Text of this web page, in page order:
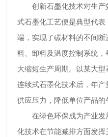
创新石墨化技术对生
式石墨化工艺便是典型代
端，实现了碳材料的不间
料、卸料及温度控制系统
大缩短生产周期。以某大
连续式石墨化技术后，年
供应压力，降低单位产品的
在绿色环保成为产业
化技术在节能减排方面发